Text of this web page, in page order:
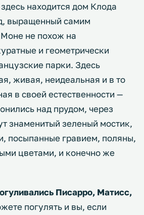
находится дом Клода
выращенный самим
не похож на
и геометрически
парки. Здесь
живая, неидеальная и в то
в своей естественности —
над прудом, через
знаменитый зеленый мостик,
посыпанные гравием, поляны,
цветами, и конечно же
Писарро, Матисс,
погулять и вы, если